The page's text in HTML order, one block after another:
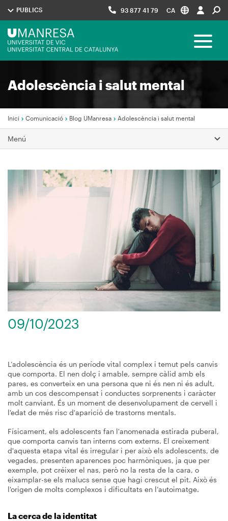
Menú
UManresa
PUBLICS 93 877 41 79 CA
Navegació
Toggle
Adolescència i salut mental
Fil
d'Ariadna
Inici Comunicació Blog UManresa Adolescència i salut mental
Menú
Imagen
09/10/2023
L’adolescència és un període vital complex i temut pels canvis
que comporta. El nen dolç i amable, sempre càlid amb els
pares, es converteix en una persona que ni és nen ni és adult,
amb un cos descompensat i conductes sorprenents i caràcter
molt canviant. És un moment de desenvolupament de cervell i
l'edat de més risc d'aparició de trastorns mentals.
Físicament, els adolescents fan l'anomenada estirada puberal,
que comporta canvis tan interns com externs. El creixement
d'aquesta etapa vital és irregular i per això els adolescents, de
vegades, presenten aparences poc harmòniques, ja que per
exemple, pot créixer el nas, però no la resta de la cara, o
eixamplar-se els malucs sense que hagi crescut el pit. Això és
l'origen de molts complexos i dificultats en l’autoimatge.
La cerca de la identitat